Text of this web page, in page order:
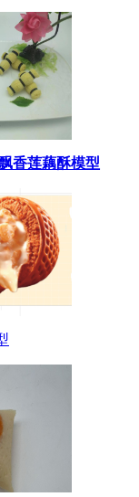
香莲藕酥模型